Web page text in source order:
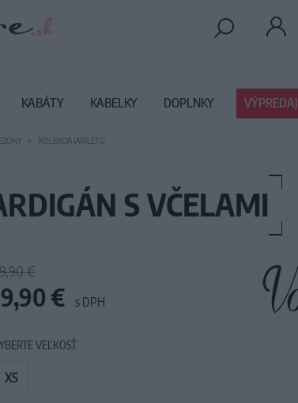
KOLEKCIA JAR/LETO
S VČELAMI
€
€ s DPH
VEĽKOSŤ
XS
KABÁTY KABELKY DOPLNKY VÝPREDAJ